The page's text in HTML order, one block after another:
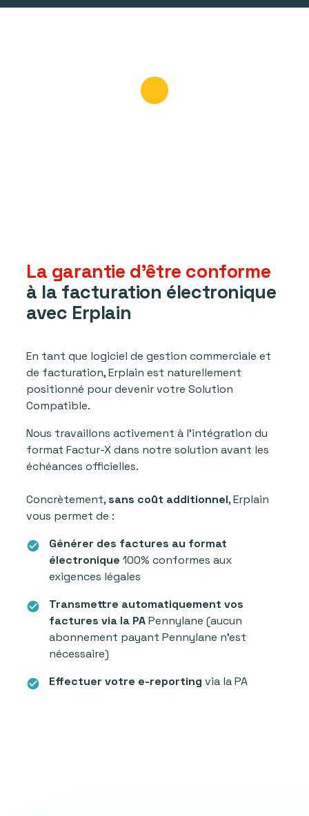
La garantie d'être conforme
à la facturation électronique
avec Erplain
En tant que logiciel de gestion commerciale et
de facturation, Erplain est naturellement
positionné pour devenir votre Solution
Compatible.
Nous travaillons activement à l’intégration du
format Factur-X dans notre solution avant les
échéances officielles.
Concrètement,sans coût additionnel, Erplain
vous permet de :
check_circle
Générer des factures au format
électronique 100% conformes aux
exigences légales
check_circle
Transmettre automatiquement vos
factures via la PAPennylane (aucun
abonnement payant Pennylane n'est
nécessaire)
check_circle Effectuer votre e-reportingvia la PA